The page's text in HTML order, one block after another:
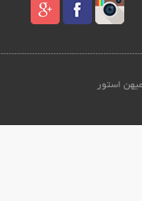
استور